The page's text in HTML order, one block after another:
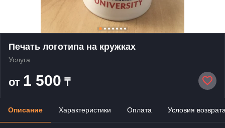
Печать логотипа на кружках
Услуга
от 1 500 ₸
Описание Характеристики Оплата Условия